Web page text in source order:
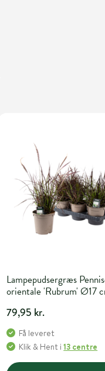
Lampepudsergræs
orientale 'Rubrum' Ø17
79,95 kr.
Få leveret
Klik & Hent i13 centre